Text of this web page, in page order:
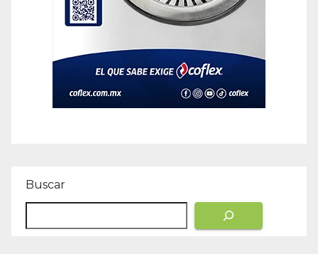
Buscar